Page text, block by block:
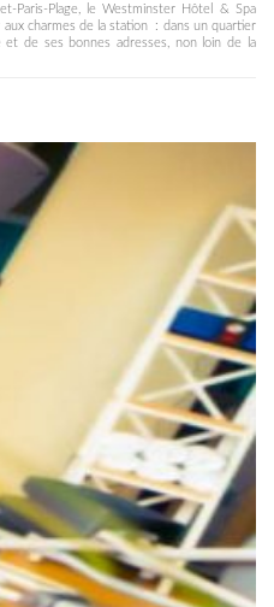
Paris-Plage, le Westminster Hôtel & Spa
charmes de la station : dans un quartier
de ses bonnes adresses, non loin de la